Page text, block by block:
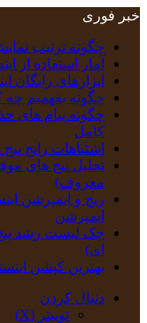
خبر فوری
چگونه ترتیب
آمار استفاده از
ابزارهای رایگان
چگونه بفهمیم
چگونه پیام‌ های
کامل
اشتباهات رایج
تحلیل پیج‌ های
معروف)
ایمپرشن
چک‌ لیست رشد پیج
ای)
بهترین کپشن‌ اینستاگرام؛ ۱۰۰+ متن خاص
دنبال کردن
توییتر (X)